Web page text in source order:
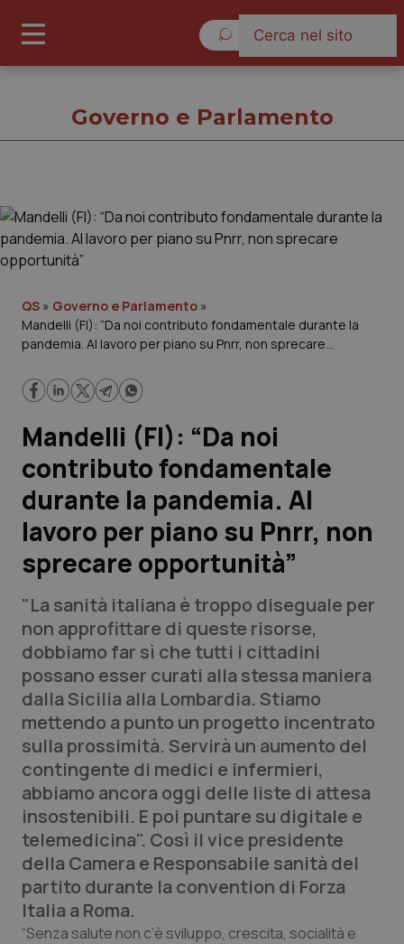
Cronache
Governo e Parlamento
Regioni e Asl
Lavoro e Professioni
Scienza e Farmaci
Studi e Analisi
Lettere al direttore
QS Pro
Professionisti Sanitari.AI
Abruzzo
Basilicata
Calabria
Campania
Emilia-Romagna
QS Pro Gold
Artrite & artrosi
Asma & BPCO
Car-T
Colesterolo & coronaropatie
QS Club Newsletter
Governo e Parlamento
QS » Governo e Parlamento »
Mandelli (FI): “Da noi contributo fondamentale durante la
pandemia. Al lavoro per piano su Pnrr, non sprecare
Mandelli (FI): “Da noi
contributo fondamentale
durante la pandemia. Al
lavoro per piano su Pnrr, non
sprecare opportunità”
"La sanità italiana è troppo diseguale per
non approfittare di queste risorse,
dobbiamo far sì che tutti i cittadini
possano esser curati alla stessa maniera
dalla Sicilia alla Lombardia. Stiamo
mettendo a punto un progetto incentrato
sulla prossimità. Servirà un aumento del
contingente di medici e infermieri,
abbiamo ancora oggi delle liste di attesa
insostenibili. E poi puntare su digitale e
telemedicina". Così il vice presidente
della Camera e Responsabile sanità del
partito durante la convention di Forza
Italia a Roma.
“Senza salute non c’è sviluppo, crescita, socialità e